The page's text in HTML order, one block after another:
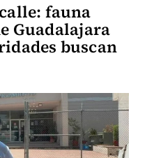
fauna
Guadalajara
buscan